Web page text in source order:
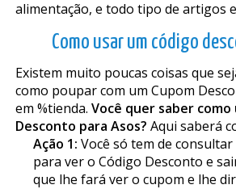
alimentação, e todo tipo de artigos
Como usar um código
Existem muito poucas coisas que
como poupar com um Cupom
em %tienda. Você quer saber
Desconto para Asos? Aqui saberá
Ação 1: Você só tem de
para ver o Código Desconto e
que lhe fará ver o cupom e lhe